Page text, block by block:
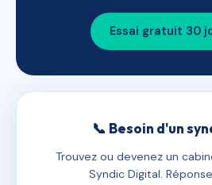
Essai gratuit 30
📞 Besoin d'un
Trouvez ou devenez un
Syndic Digital.